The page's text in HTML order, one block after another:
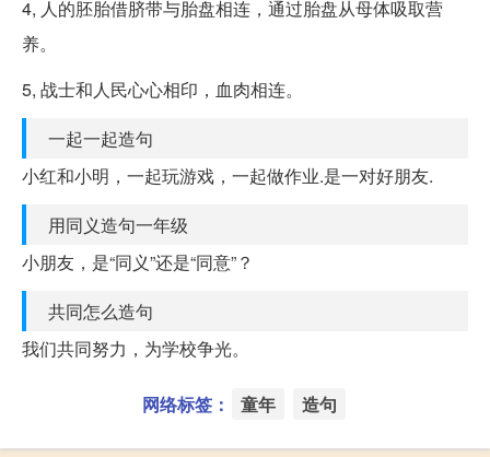
4, 人的胚胎借脐带与胎盘相连，通过胎盘从母体吸取营
养。
5, 战士和人民心心相印，血肉相连。
一起一起造句
小红和小明，一起玩游戏，一起做作业.是一对好朋友.
用同义造句一年级
小朋友，是“同义”还是“同意”？
共同怎么造句
我们共同努力，为学校争光。
网络标签： 童年 造句